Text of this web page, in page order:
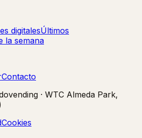
digitalesÚltimos
la semana
Contacto
· WTC Almeda Park,
Cookies